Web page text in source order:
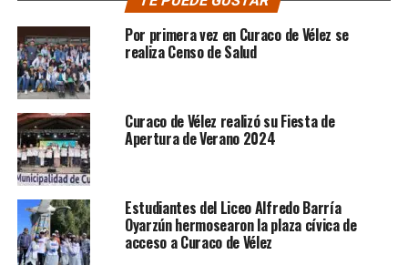
Por primera vez en Curaco de Vélez se
realiza Censo de Salud
Curaco de Vélez realizó su Fiesta de
Apertura de Verano 2024
Estudiantes del Liceo Alfredo Barría
Oyarzún hermosearon la plaza cívica de
acceso a Curaco de Vélez